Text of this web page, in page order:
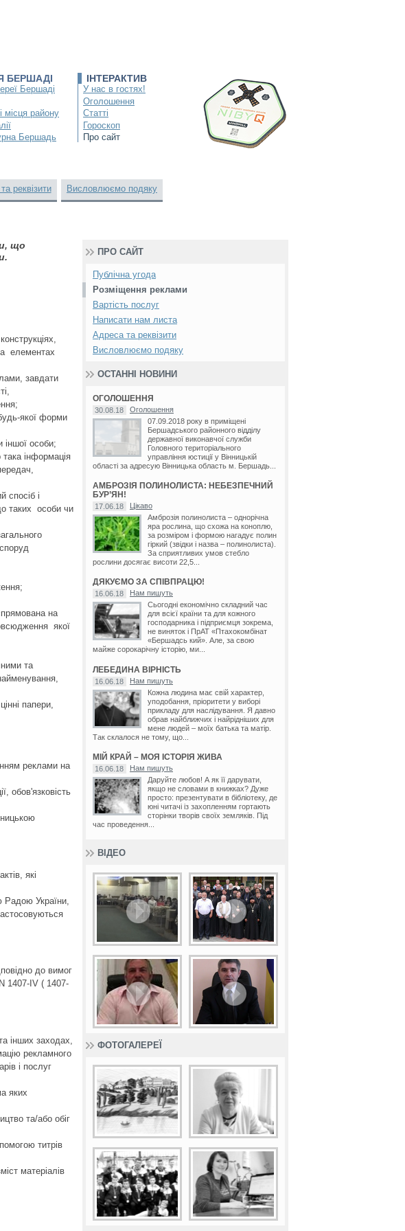
БЕРШАДІ
Бершаді
місця району
Бершадь
ІНТЕРАКТИВ
У нас в гостях!
Оголошення
Статті
Гороскоп
Про сайт
реквізити Висловлюємо подяку
що
елементах
завдати
якої форми
іншої особи;
інформація
спосіб і
таких особи чи
на
якої
та
папери,
реклами на
обов'язковість
які
Радою України,
до вимог
1407-IV ( 1407-
інших заходах,
рекламного
і послуг
яких
та/або обіг
титрів
матеріалів
ПРО САЙТ
Публічна угода
Розміщення реклами
Вартість послуг
Написати нам листа
Адреса та реквізити
Висловлюємо подяку
ОСТАННІ НОВИНИ
ОГОЛОШЕННЯ
30.08.18
Оголошення
07.09.2018 року в приміщені
Бершадського районного відділу
державної виконавчої служби
Головного територіального
управління юстиції у Вінницькій
області за адресую Вінницька область м. Бершадь...
АМБРОЗІЯ ПОЛИНОЛИСТА: НЕБЕЗПЕЧНИЙ
БУР’ЯН!
17.06.18
Цікаво
Амброзія полинолиста – однорічна
яра рослина, що схожа на коноплю,
за розміром і формою нагадує полин
гіркий (звідки і назва – полинолиста).
За сприятливих умов стебло
рослини досягає висоти 22,5...
ДЯКУЄМО ЗА СПІВПРАЦЮ!
16.06.18
Нам пишуть
Сьогодні економічно складний час
для всієї країни та для кожного
господарника і підприємця зокрема,
не виняток і ПрАТ «Птахокомбінат
«Бершадсь кий». Але, за свою
майже сорокарічну історію, ми...
ЛЕБЕДИНА ВІРНІСТЬ
16.06.18
Нам пишуть
Кожна людина має свій характер,
уподобання, пріоритети у виборі
прикладу для наслідування. Я давно
обрав найближчих і найрідніших для
мене людей – моїх батька та матір.
Так склалося не тому, що...
МІЙ КРАЙ – МОЯ ІСТОРІЯ ЖИВА
16.06.18
Нам пишуть
Даруйте любов! А як її дарувати,
якщо не словами в книжках? Дуже
просто: презентувати в бібліотеку, де
юні читачі із захопленням гортають
сторінки творів своїх земляків. Під
час проведення...
ВІДЕО
ФОТОГАЛЕРЕЇ